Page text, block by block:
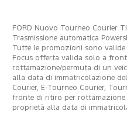
FORD Nuovo Tourneo Courier
Trasmissione automatica
Tutte le promozioni sono valide
Focus offerta valida solo a
rottamazione/permuta di un
alla data di immatricolazione
Courier, E-Tourneo Courier,
fronte di ritiro per rottamazione
proprietà alla data di